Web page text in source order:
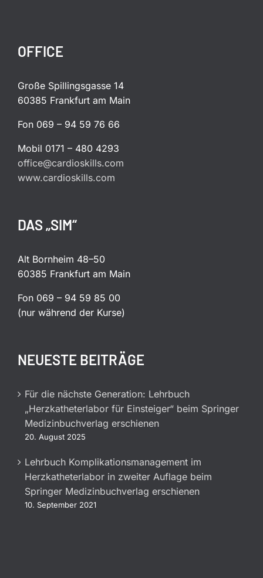
OFFICE
Große Spillingsgasse 14
60385 Frankfurt am Main
Fon 069 – 94 59 76 66
Mobil 0171 – 480 4293
office@cardioskills.com
www.cardioskills.com
DAS „SIM“
Alt Bornheim 48–50
60385 Frankfurt am Main
Fon 069 – 94 59 85 00
(nur während der Kurse)
NEUESTE BEITRÄGE
Für die nächste Generation: Lehrbuch
„Herzkatheterlabor für Einsteiger“ beim Springer
Medizinbuchverlag erschienen
20. August 2025
Lehrbuch Komplikationsmanagement im
Herzkatheterlabor in zweiter Auflage beim
Springer Medizinbuchverlag erschienen
10. September 2021